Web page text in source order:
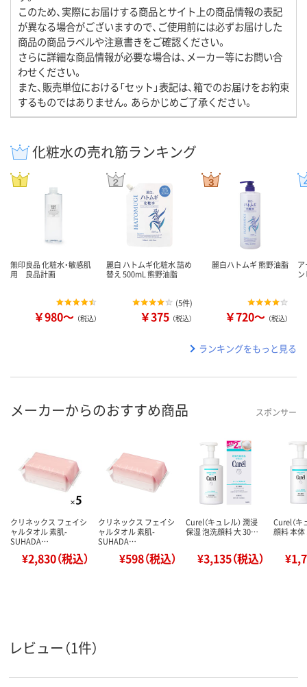
このため、実際にお届けする商品とサイト上の商品情報の表記
が異なる場合がございますので、ご使用前には必ずお届けした
商品の商品ラベルや注意書きをご確認ください。
さらに詳細な商品情報が必要な場合は、メーカー等にお問い合
わせください。
また、販売単位における「セット」表記は、箱でのお届けをお約束
するものではありません。あらかじめご了承ください。
化粧水の売れ筋ランキング
無印良品 化粧水・敏感肌
用 良品計画
￥980～ （税込）
麗白 ハトムギ化粧水 詰め
替え 500mL 熊野油脂
(5件)
￥375 （税込）
麗白ハトムギ 熊野油脂
￥720～ （税込）
ランキングをもっと見る
メーカーからのおすすめ商品 スポンサー
クリネックス フェイシ
ャルタオル 素肌-
SUHADA…
¥2,830（税込）
クリネックス フェイシ
ャルタオル 素肌-
SUHADA…
¥598（税込）
Curel（キュレル） 潤浸
保湿 泡洗顔料 大 30…
¥3,135（税込）
Curel（キ
顔料 本
レビュー（1件）